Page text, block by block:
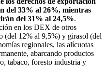
del 33% al 26%, mientras
del 31% al 24,5%.
en los DEX de otros
(del 12% al 9,5%) y girasol (del
regionales, las alícuotas
abarcando productos
tabaco, foresto industria y